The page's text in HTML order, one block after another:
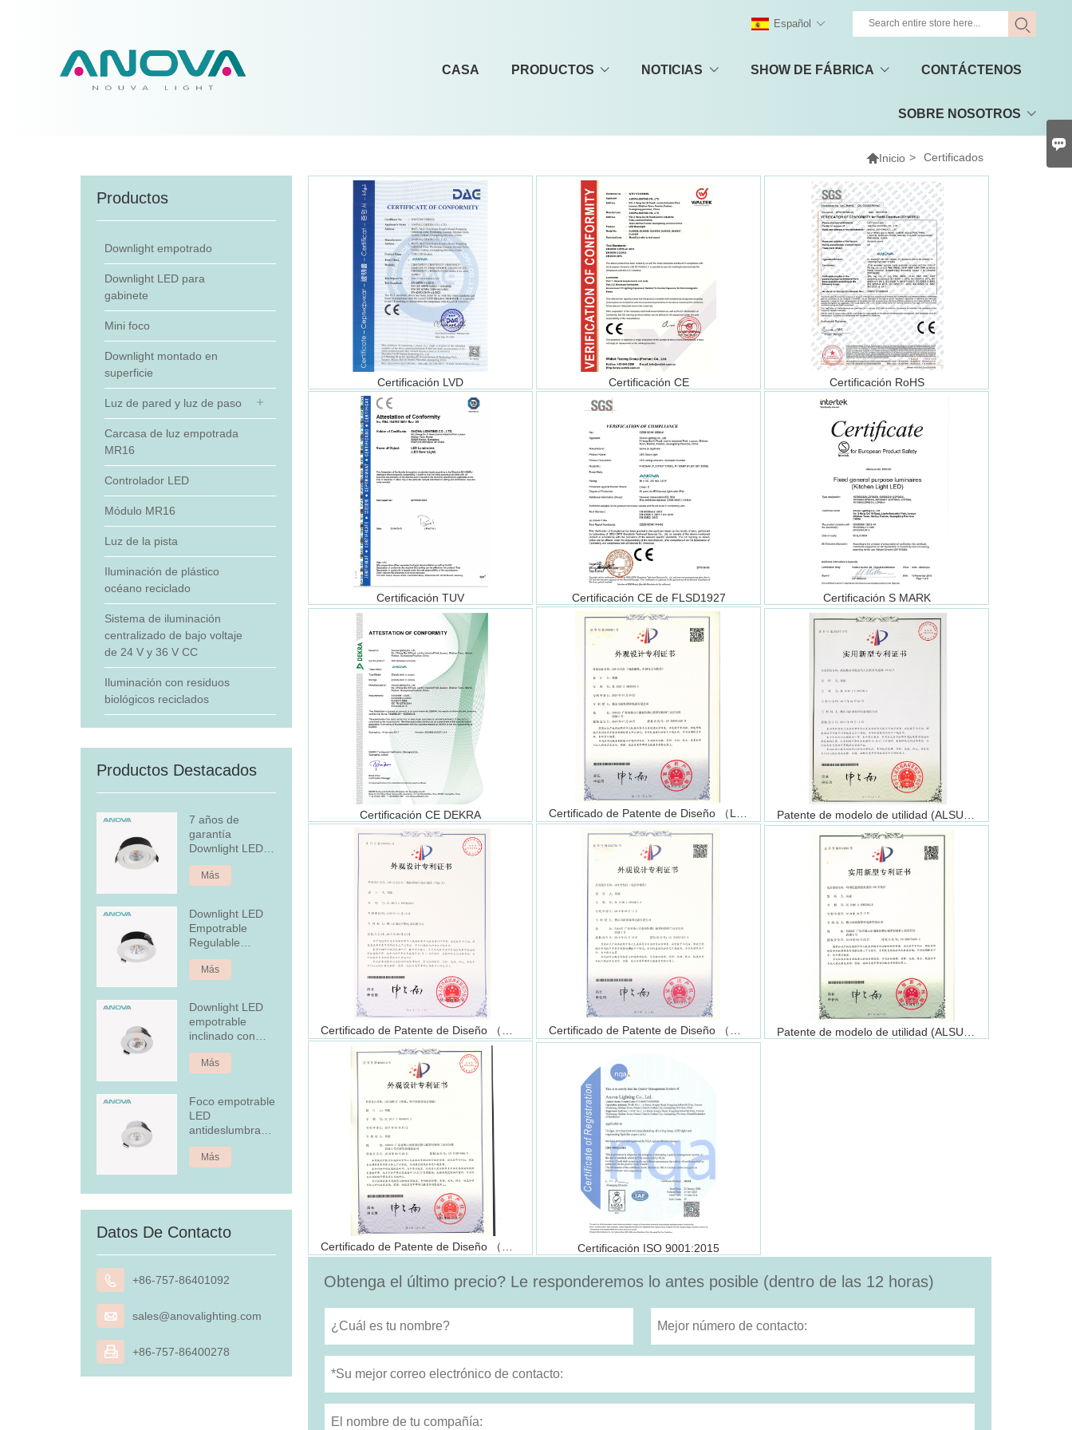
CASA PRODUCTOS NOTICIAS SHOW DE FÁBRICA CONTÁCTENOS
SOBRE NOSOTROS
Español
Inicio > Certificados
Productos
Downlight empotrado
Downlight LED para
gabinete
Mini foco
Downlight montado en
superficie
Luz de pared y luz de paso
Carcasa de luz empotrada
MR16
Controlador LED
Módulo MR16
Luz de la pista
Iluminación de plástico
océano reciclado
Sistema de iluminación
centralizado de bajo voltaje
de 24 V y 36 V CC
Iluminación con residuos
biológicos reciclados
Productos Destacados
7 años de
garantía
Downlight LED
empotrado
regulable
Más
Downlight LED
Empotrable
Regulable
Aluminio 7W Fijo
Más
Downlight LED
empotrable
inclinado con
cubierta
posterior
Más
Foco empotrable
LED
antideslumbrante
de 4,5 W
Más
Datos De Contacto
 +86-757-86401092
 sales@anovalighting.com
 +86-757-86400278
Certificación LVD Certificación CE Certificación RoHS
Certificación TUV Certificación CE de FLSD1927 Certificación S MARK
Certificación CE DEKRA
Certificado de Patente de Diseño （FSD1105） Certificación ISO 9001:2015
Obtenga el último precio? Le responderemos lo antes posible (dentro de las 12 horas)
